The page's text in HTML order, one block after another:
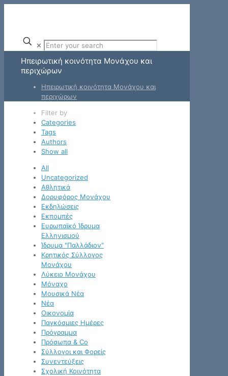
✕
Ηπειρωτική κοινότητα Μονάχου και
περιχώρων
Ηπειρωτική κοινότητα Μονάχου και
περιχώρων
Filter by
Categories
Tags
Authors
Show all
All
Uncategorized
Αθλητικά
Δορυφόρος Μονάχου
Εκδηλώσεις
Εκπομπές
Ευρωπαϊκό Ίδρυμα
Ελληνισμού
Ίδρυμα "Παλλάδιον"
Κρητικός Σύλλογος
Μονάχου
Λύκειο Μονάχου
Μόναχο
Μουσικά Νέα
Νέα
Οικονομία
Παγκόσμιες Ημέρες
Πρόγραμμα
Πρόσωπα & Co
Σύλλογοι και Φορείς
Συνεντεύξεις
Σχολική Κοινότητα